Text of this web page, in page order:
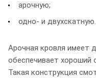
арочную;
одно- и двухскатную.
Арочная кровля имеет
обеспечивает
Такая конструкция